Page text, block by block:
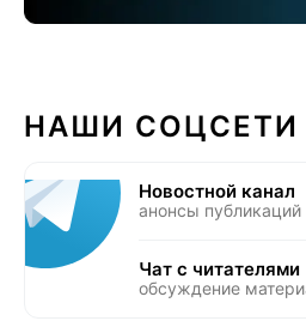
НАШИ СОЦСЕТИ
Новостной канал
анонсы публикаций
Чат с читателями
обсуждение